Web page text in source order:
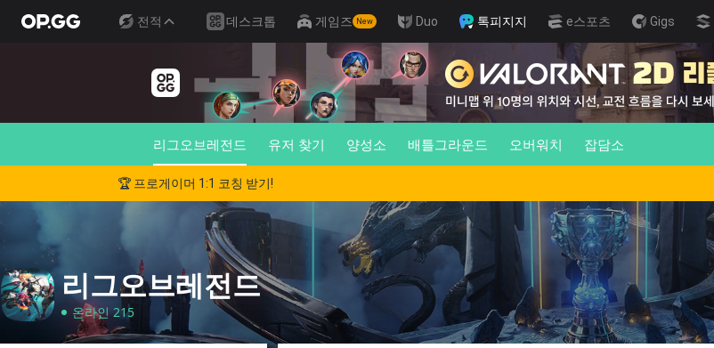
전적 데스크톱 게임즈 New Duo 톡피지지 e스포츠 Gigs
리그오브레전드 유저 찾기 양성소 배틀그라운드 오버워치 잡담소
🏆 프로게이머 1:1 코칭 받기!
리그오브레전드
온라인 215